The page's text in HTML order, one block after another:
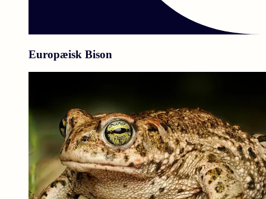
Europæisk Bison